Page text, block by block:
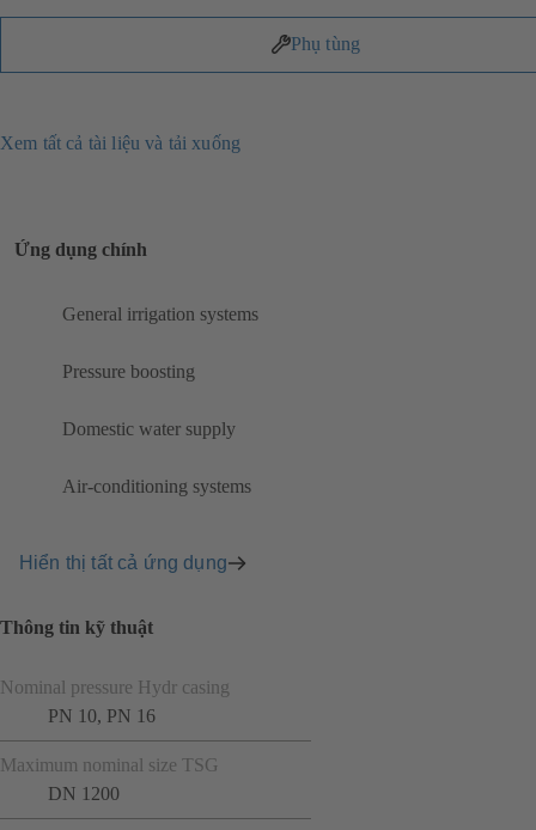
Phụ tùng
Xem tất cả tài liệu và tải xuống
Ứng dụng chính
General irrigation systems
Pressure boosting
Domestic water supply
Air-conditioning systems
Hiển thị tất cả ứng dụng
Thông tin kỹ thuật
Nominal pressure Hydr casing
PN 10, PN 16
Maximum nominal size TSG
DN 1200